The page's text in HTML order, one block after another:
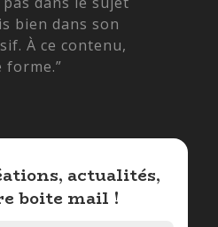
bien dans son
À ce contenu,
forme.”
actualités,
boite mail !